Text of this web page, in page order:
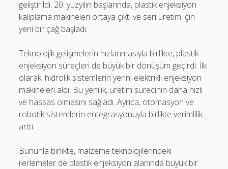
geliştirildi. 20. yüzyılın başlarında, plastik enjeksiyon
kalıplama makineleri ortaya çıktı ve seri üretim için
yeni bir çağ başladı.
Teknolojik gelişmelerin hızlanmasıyla birlikte, plastik
enjeksiyon süreçleri de büyük bir dönüşüm geçirdi. İlk
olarak, hidrolik sistemlerin yerini elektrikli enjeksiyon
makineleri aldı. Bu yenilik, üretim sürecinin daha hızlı
ve hassas olmasını sağladı. Ayrıca, otomasyon ve
robotik sistemlerin entegrasyonuyla birlikte verimlilik
arttı.
Bununla birlikte, malzeme teknolojilerindeki
ilerlemeler de plastik enjeksiyon alanında büyük bir